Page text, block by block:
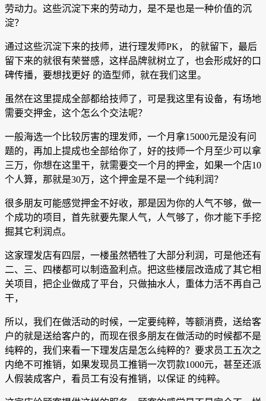
劳动力。这些沉淀下来的劳动力，是不是也是一种价值的沉
淀？
通过这些沉淀下来的技师，进行理发师PK， 的就留下，最后
留下来的就很有荣誉感，这样品牌就树立了，也会形成好的口
碑传播，要想找更好 的造型师，就在我们这里。
虽然在这里提成全部都给技师了，可是我这里有设备，有场地
需要交押金，这个怎么个交法呢？
一般海选一个比较厉害的理发师，一个月拿15000元是没有问
题的，再加上提成也全部给你了，好的技师一个月至少可以拿
三万，你想在这里干，就需要交一个月的押金，如果一个店10
个人算，那就是30万，这个押金是不是一个纯利润？
很多朋友可能感觉押金不好收，那是因为你的人气不够，做一
个成功的项目，首先就要先聚人气，人气够了，你才能下手挖
掘其它利润点。
这家理发店有四层，一楼虽然牺牲了大部分利润，可是他还有
二、三、四楼都可以制造盈利点。把这些楼层改造成了其它相
关项目，把企业做成了平台，只做抽水人，重体力活不再自己
干，
所以，我们在做活动的时候，一定要纯粹，等额消费，送给客
户的就是送给客户的，而现在很多朋友在做活动的时候都不是
纯粹的，我们来看一下理发店是怎么纯粹的？要求员工五次之
内绝不可推销，如果发现员工推销一次罚款1000元，甚至还派
人假装成客户，看员工有没有推销，以保证 的纯粹。